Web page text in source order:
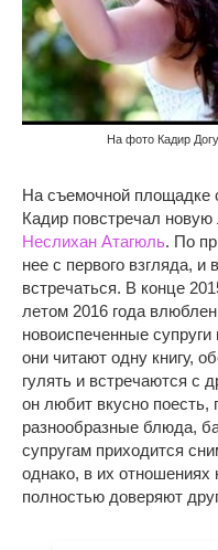
На фото Кадир
На съемочной площадке
Кадир повстречал новую
Неслихан Атагюль. По
нее с первого взгляда,
встречаться. В конце
летом 2016 года
новоиспеченные
они читают одну книгу,
гулять и встречаются с
он любит вкусно поесть,
разнообразные блюда,
супругам приходится
однако, в их отношениях
полностью доверяют